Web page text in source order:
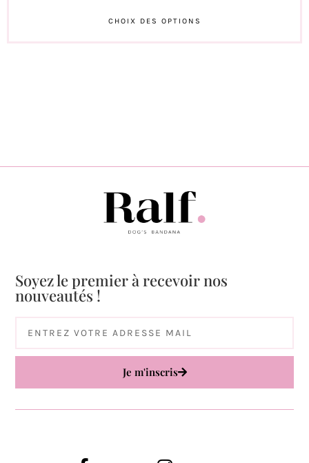
CHOIX DES OPTIONS
Soyez le premier à recevoir nos
nouveautés !
Je m'inscris